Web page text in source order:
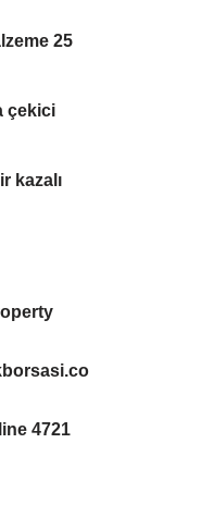
25
çekici
kazalı
4721